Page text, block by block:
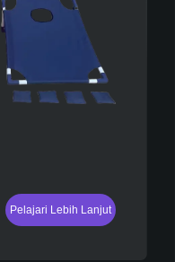
Pelajari Lebih Lanjut